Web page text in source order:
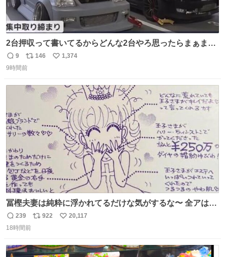
2台押収って書いてるからどんな2台やろ思ったらまぁまぁ
へんてこな1台押収してて笑い止まらん
返
信
9
リ
ポ
ト
146
い
数
1,374
9時間前
冨樫夫妻は純粋に浮かれてるだけな気がするな〜 全アはこ
こに自分の市場価値的なものを上乗せするので、 すっぴん
＆寝起きのボサボサ頭でも「今日も可愛いね」が止まらな
156cm40kg、年中日焼け止めとお友達の私より綺麗な手や
返
信
239
リ
ト
922
い
数
20,117
18時間前